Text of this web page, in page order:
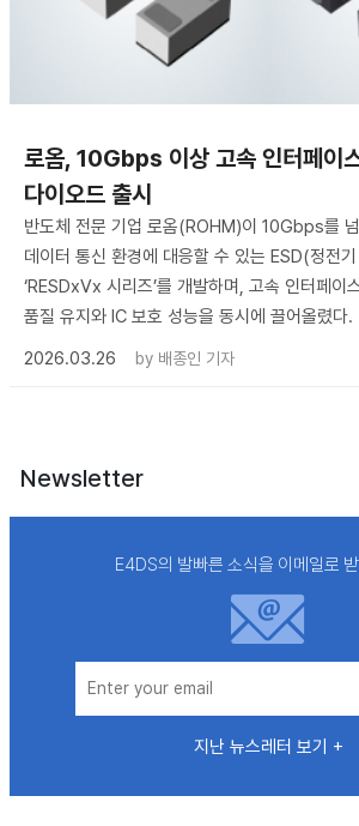
로옴, 10Gbps 이상 고속 인터페이
다이오드 출시
반도체 전문 기업 로옴(ROHM)이 10Gbps를
데이터 통신 환경에 대응할 수 있는 ESD(정전
‘RESDxVx 시리즈’를 개발하며, 고속 인터페이
품질 유지와 IC 보호 성능을 동시에 끌어올렸다.
2026.03.26
by 배종인 기자
Newsletter
E4DS의 발빠른 소식을 이메일로
지난 뉴스레터 보기 +